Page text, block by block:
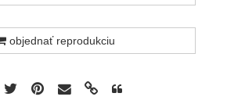
objednať reprodukciu